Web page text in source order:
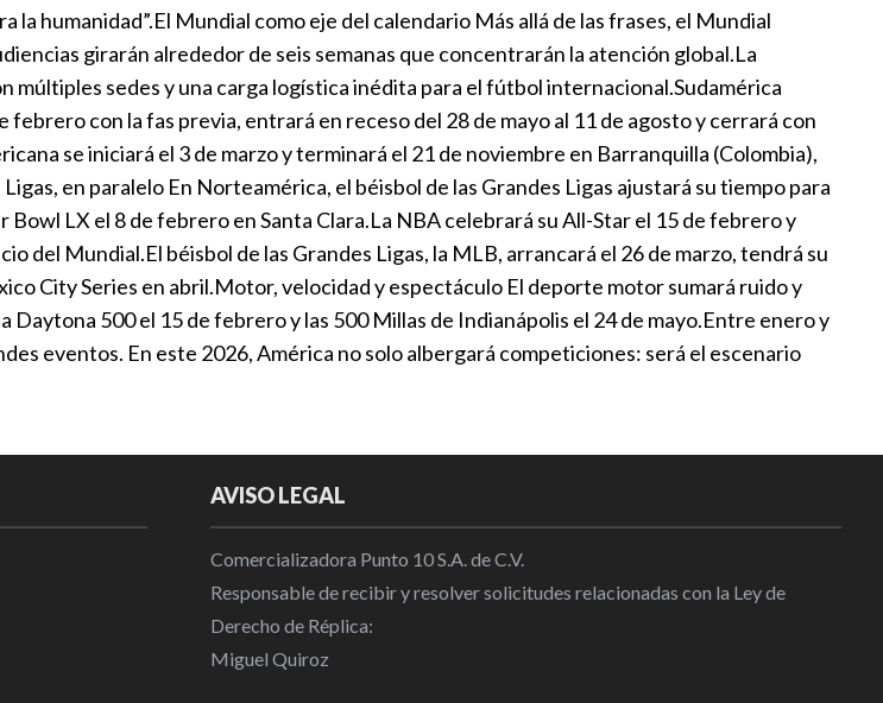
que haya prometido la final del Mundial
2030
Internacional
12:03
Infantino ofrece la final del Mundial a
Marruecos a cambio de apoyos, según “The
Times”
Internacional | 11:35
Sumar y ganar para generar confianza, dice
Espinoza sobre debut en Leagues Cup con
Puebla
Es un orgullo estar en lo más alto del podio:
Aranza López
Local | 10:58
Las ligas europeas rechazan la expansión de
las competiciones de la FIFA
Internacional
humanidad”.El Mundial como eje del calendario Más allá de las frases, el Mundial
girarán alrededor de seis semanas que concentrarán la atención global.La
sedes y una carga logística inédita para el fútbol internacional.Sudamérica
con la fas previa, entrará en receso del 28 de mayo al 11 de agosto y cerrará con
se iniciará el 3 de marzo y terminará el 21 de noviembre en Barranquilla (Colombia),
en paralelo En Norteamérica, el béisbol de las Grandes Ligas ajustará su tiempo para
LX el 8 de febrero en Santa Clara.La NBA celebrará su All-Star el 15 de febrero y
del Mundial.El béisbol de las Grandes Ligas, la MLB, arrancará el 26 de marzo, tendrá su
City Series en abril.Motor, velocidad y espectáculo El deporte motor sumará ruido y
Daytona 500 el 15 de febrero y las 500 Millas de Indianápolis el 24 de mayo.Entre enero y
eventos. En este 2026, América no solo albergará competiciones: será el escenario
AVISO LEGAL
Comercializadora Punto 10 S.A. de C.V.
Responsable de recibir y resolver solicitudes relacionadas con la Ley de
Derecho de Réplica:
Miguel Quiroz